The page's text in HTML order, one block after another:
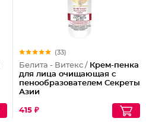
(33)
Белита - Витекс / Крем-пенка
для лица очищающая с
пенообразователем Секреты
Азии
415 ₽